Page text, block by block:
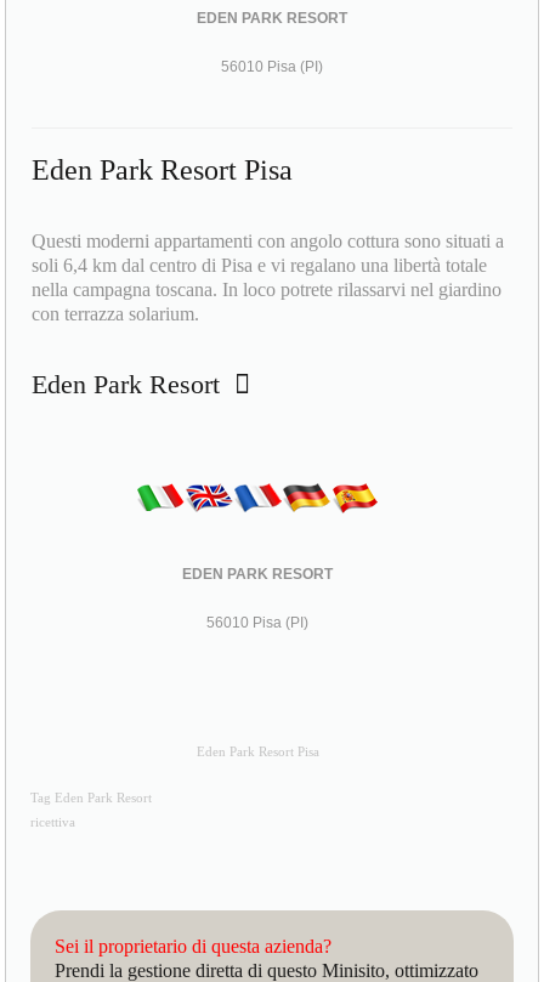
EDEN PARK RESORT
56010 Pisa (PI)
Eden Park Resort Pisa
Questi moderni appartamenti con angolo cottura sono situati a
soli 6,4 km dal centro di Pisa e vi regalano una libertà totale
nella campagna toscana. In loco potrete rilassarvi nel giardino
con terrazza solarium.
Eden Park Resort
EDEN PARK RESORT
56010 Pisa (PI)
Eden Park Resort Pisa
Tag Eden Park Resort
ricettiva
Sei il proprietario di questa azienda?
Prendi la gestione diretta di questo Minisito, ottimizzato